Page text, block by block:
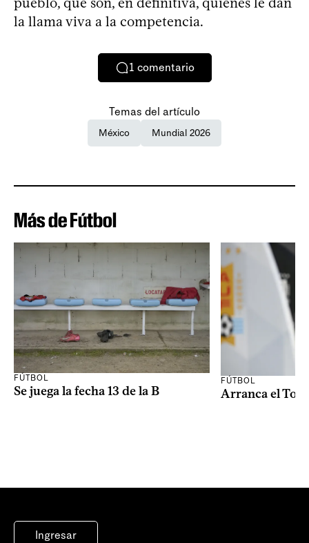
la llama viva a la competencia.
1 comentario
Temas del artículo
México Mundial 2026
Más de Fútbol
FÚTBOL
Se juega la fecha 13 de la B
FÚTBOL
Arranca el
Ingresar